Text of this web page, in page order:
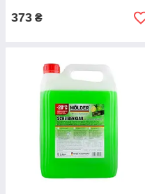
373 ₴